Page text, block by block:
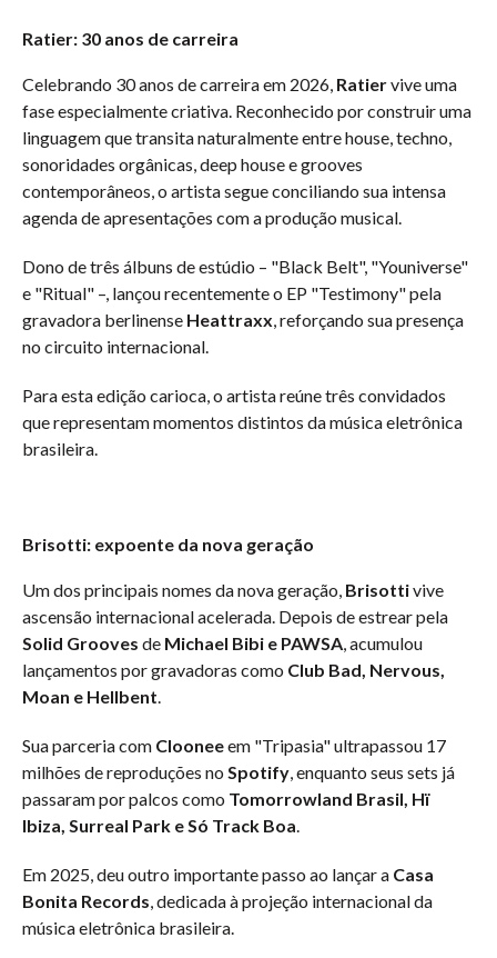
Ratier: 30 anos de carreira
Celebrando 30 anos de carreira em 2026, Ratiervive uma
fase especialmente criativa. Reconhecido por construir uma
linguagem que transita naturalmente entre house, techno,
sonoridades orgânicas, deep house e grooves
contemporâneos, o artista segue conciliando sua intensa
agenda de apresentações com a produção musical.
Dono de três álbuns de estúdio – "Black Belt", "Youniverse"
e "Ritual" –, lançou recentemente o EP "Testimony" pela
gravadora berlinense Heattraxx, reforçando sua presença
no circuito internacional.
Para esta edição carioca, o artista reúne três convidados
que representam momentos distintos da música eletrônica
brasileira.
Brisotti: expoente da nova geração
Um dos principais nomes da nova geração, Brisottivive
ascensão internacional acelerada. Depois de estrear pela
Solid Grooves de Michael Bibi e PAWSA, acumulou
lançamentos por gravadoras como Club Bad, Nervous,
Moan e Hellbent.
Sua parceria com Clooneeem "Tripasia" ultrapassou 17
milhões de reproduções no Spotify, enquanto seus sets já
passaram por palcos como Tomorrowland Brasil, Hï
Ibiza, Surreal Park e Só Track Boa.
Em 2025, deu outro importante passo ao lançar a Casa
Bonita Records, dedicada à projeção internacional da
música eletrônica brasileira.